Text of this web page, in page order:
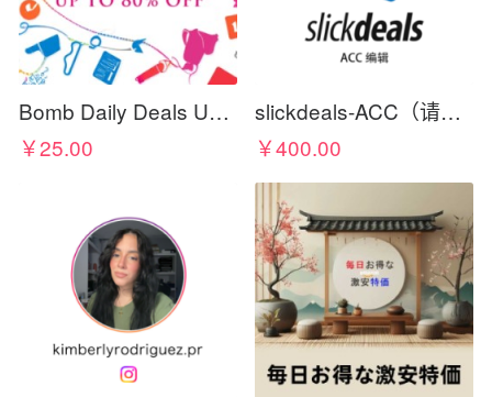
Bomb Daily Deals UK - Discount Codes & Coupons
￥25.00
slickdeals-ACC（请在标题写上佣金比例）
￥400.00